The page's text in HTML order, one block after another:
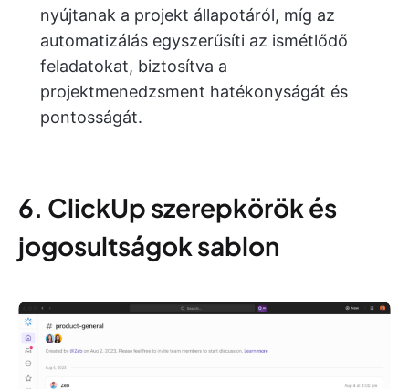
nyújtanak a projekt állapotáról, míg az
automatizálás egyszerűsíti az ismétlődő
feladatokat, biztosítva a
projektmenedzsment hatékonyságát és
pontosságát.
6. ClickUp szerepkörök és
jogosultságok sablon